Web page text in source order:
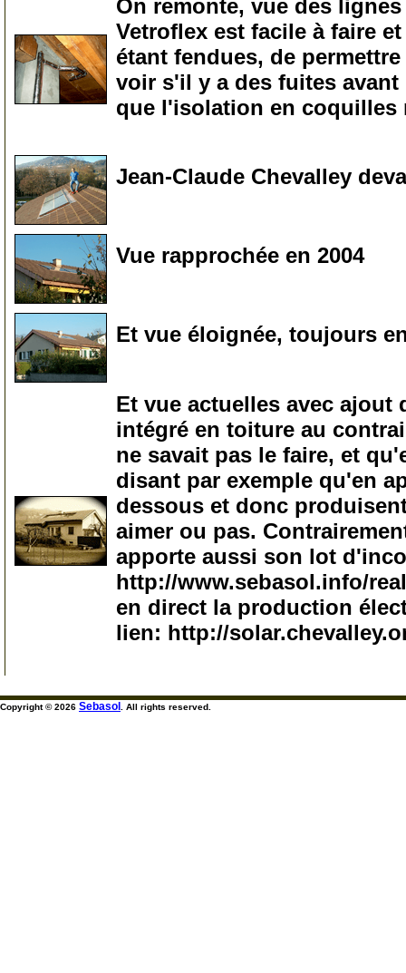
On remonte, vue des
Vetroflex est facile à faire
étant fendues, de
voir s'il y a des fuites
que l'isolation en coquilles
Jean-Claude Chevalley
Vue rapprochée en 2004
Et vue éloignée, toujours
Et vue actuelles avec ajout
intégré en toiture au
ne savait pas le faire, et
disant par exemple qu'en
dessous et donc
aimer ou pas.
apporte aussi son lot
http://www.sebasol.info/
en direct la production
lien: http://
Copyright © 2026 Sebasol . All rights reserved.